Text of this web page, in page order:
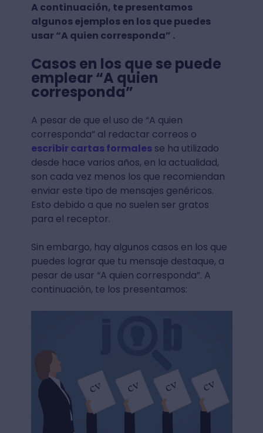
A continuación, te presentamos
algunos ejemplos en los que puedes
usar “A quien corresponda” .
Casos en los que se puede
emplear “A quien
corresponda”
A pesar de que el uso de “A quien
corresponda” al redactar correos o
escribir cartas formalesse ha utilizado
desde hace varios años, en la actualidad,
son cada vez menos los que recomiendan
enviar este tipo de mensajes genéricos.
Esto debido a que no suelen ser gratos
para el receptor.
Sin embargo, hay algunos casos en los que
puedes lograr que tu mensaje destaque, a
pesar de usar “A quien corresponda”. A
continuación, te los presentamos: